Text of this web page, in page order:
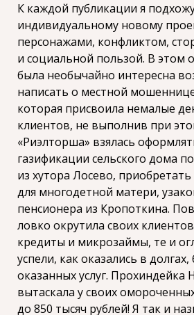
К каждой публикации я
индивидуальному новому
персонажами, конфликтом,
и социальной пользой. В этом
была необычайно интересна
написать о местной
которая присвоила немалые
клиентов, не выполнив при
«Риэлторша» взялась
газификации сельского дома
из хутора Лосево,
для многодетной матери,
пенсионера из Кропоткина.
ловко окрутила своих
кредиты и микрозаймы, те и
успели, как оказались в
оказанных услуг. Прохиндейка
вытаскала у своих
до 850 тысяч рублей! Я так и